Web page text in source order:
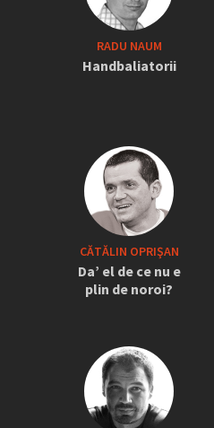
RADU NAUM
Handbaliatorii
CĂTĂLIN OPRIŞAN
Da’ el de ce nu e
plin de noroi?